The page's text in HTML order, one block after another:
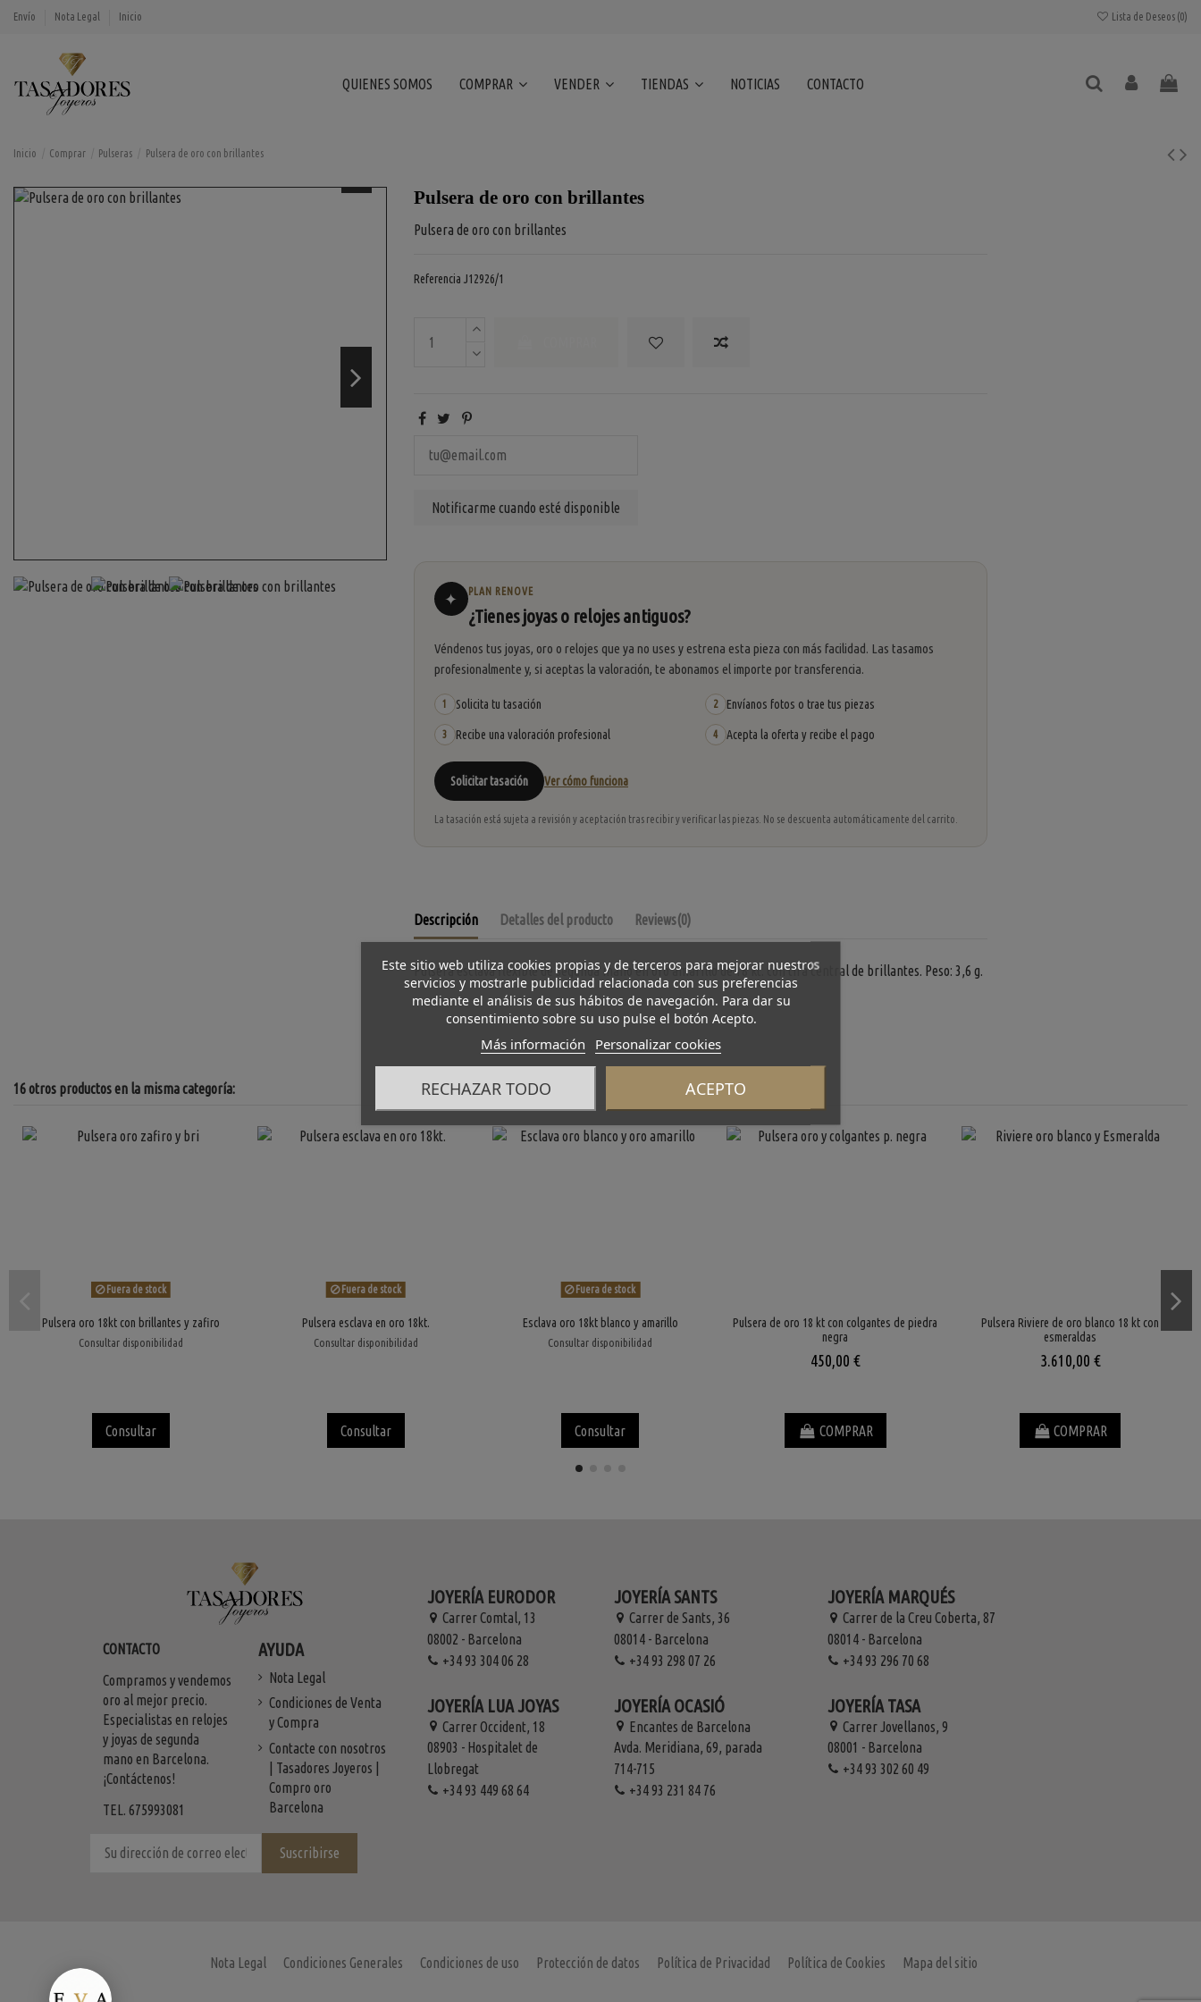
Envío Nota Legal Inicio Lista de Deseos (0)
QUIENES SOMOS COMPRAR VENDER TIENDAS NOTICIAS CONTACTO
Inicio Comprar Pulseras Pulsera de oro con brillantes
Pulsera de oro con brillantes
Pulsera de oro con brillantes
Referencia J12926/1
✦ PLAN RENOVE
¿Tienes joyas o relojes antiguos?
Véndenos tus joyas, oro o relojes que ya no uses y estrena esta pieza con más facilidad. Las tasamos
profesionalmente y, si aceptas la valoración, te abonamos el importe por transferencia.
1 Solicita tu tasación 2 Envíanos fotos o trae tus piezas
3 Recibe una valoración profesional 4 Acepta la oferta y recibe el pago
Solicitar tasación Ver cómo funciona
La tasación está sujeta a revisión y aceptación tras recibir y verificar las piezas. No se descuenta automáticamente del carrito.
Descripción Detalles del producto Reviews(0)
Pulsera esclava flexible de segunda mano en oro amarillo de 18 kt. con tira central de brillantes. Peso: 3,6 g.
16 otros productos en la misma categoría:
Fuera de stock
Pulsera oro 18kt con brillantes y zafiro
Consultar disponibilidad
Consultar
Fuera de stock
Pulsera esclava en oro 18kt.
Consultar disponibilidad
Consultar
Fuera de stock
Esclava oro 18kt blanco y amarillo
Consultar disponibilidad
Consultar
Pulsera de oro 18 kt con colgantes de piedra
negra
450,00 €
COMPRAR
Pulsera Riviere de oro blanco 18 kt con
esmeraldas
3.610,00 €
COMPRAR
CONTACTO
Compramos y vendemos
oro al mejor precio.
Especialistas en relojes
y joyas de segunda
mano en Barcelona.
¡Contáctenos!
TEL. 675993081
AYUDA
Nota Legal
Condiciones de Venta
y Compra
Contacte con nosotros
| Tasadores Joyeros |
Compro oro
Barcelona
JOYERÍA EURODOR
Carrer Comtal, 13
08002 - Barcelona
+34 93 304 06 28
JOYERÍA SANTS
Carrer de Sants, 36
08014 - Barcelona
+34 93 298 07 26
JOYERÍA LUA JOYAS
Carrer Occident, 18
08903 - Hospitalet de
Llobregat
+34 93 449 68 64
JOYERÍA OCASIÓ
Encantes de Barcelona
Avda. Meridiana, 69, parada
714-715
+34 93 231 84 76
JOYERÍA MARQUÉS
Carrer de la Creu Coberta, 87
08014 - Barcelona
+34 93 296 70 68
JOYERÍA TASA
Carrer Jovellanos, 9
08001 - Barcelona
+34 93 302 60 49
Nota Legal Condiciones Generales Condiciones de uso Protección de datos Política de Privacidad Política de Cookies Mapa del sitio
Este sitio web utiliza cookies propias y de terceros para mejorar nuestros
servicios y mostrarle publicidad relacionada con sus preferencias
mediante el análisis de sus hábitos de navegación. Para dar su
consentimiento sobre su uso pulse el botón Acepto.
Más información Personalizar cookies
RECHAZAR TODO ACEPTO